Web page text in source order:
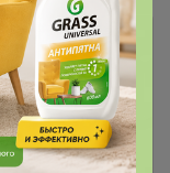
78
28